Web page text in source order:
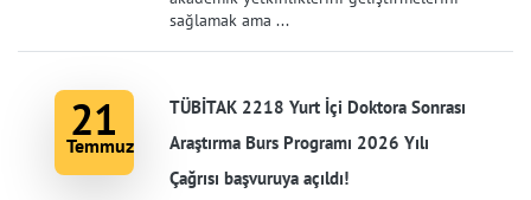
sağlamak ama ...
21
Temmuz
TÜBİTAK 2218 Yurt İçi Doktora Sonrası
Araştırma Burs Programı 2026 Yılı
Çağrısı başvuruya açıldı!